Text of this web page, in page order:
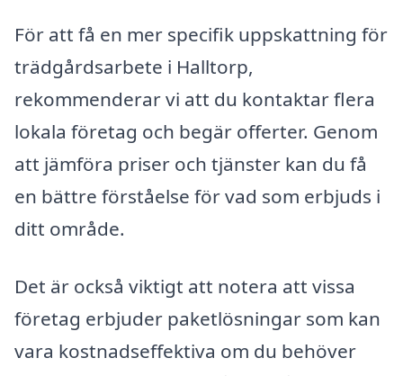
För att få en mer specifik uppskattning för
trädgårdsarbete i Halltorp,
rekommenderar vi att du kontaktar flera
lokala företag och begär offerter. Genom
att jämföra priser och tjänster kan du få
en bättre förståelse för vad som erbjuds i
ditt område.
Det är också viktigt att notera att vissa
företag erbjuder paketlösningar som kan
vara kostnadseffektiva om du behöver